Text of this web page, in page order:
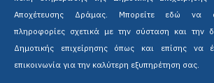
Αποχέτευσης Δράμας. Μπορείτε εδώ να
πληροφορίες σχετικά με την σύσταση και την
Δημοτικής επιχείρησης όπως και επίσης να
επικοινωνία για την καλύτερη εξυπηρέτηση σας.